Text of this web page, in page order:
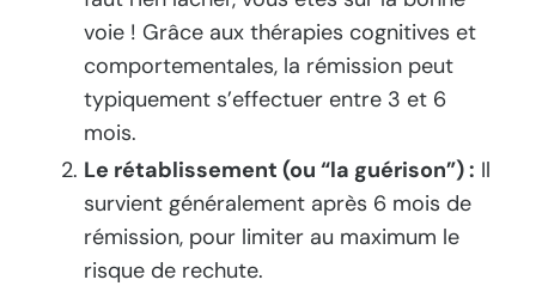
voie ! Grâce aux thérapies cognitives et
comportementales, la rémission peut
typiquement s’effectuer entre 3 et 6
mois.
Le rétablissement (ou “la guérison”) : Il
survient généralement après 6 mois de
rémission, pour limiter au maximum le
risque de rechute.